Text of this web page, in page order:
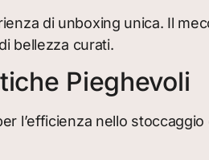
di unboxing unica. Il
bellezza curati.
Pieghevoli
l’efficienza nello